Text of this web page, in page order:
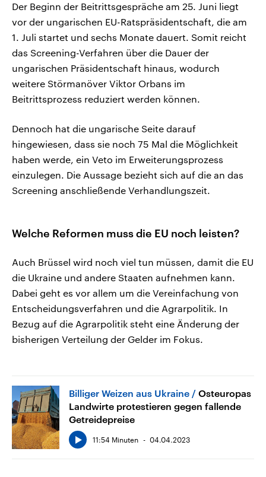
Der Beginn der Beitrittsgespräche am 25. Juni liegt
vor der ungarischen EU-Ratspräsidentschaft, die am
1. Juli startet und sechs Monate dauert. Somit reicht
das Screening-Verfahren über die Dauer der
ungarischen Präsidentschaft hinaus, wodurch
weitere Störmanöver Viktor Orbans im
Beitrittsprozess reduziert werden können.
Dennoch hat die ungarische Seite darauf
hingewiesen, dass sie noch 75 Mal die Möglichkeit
haben werde, ein Veto im Erweiterungsprozess
einzulegen. Die Aussage bezieht sich auf die an das
Screening anschließende Verhandlungszeit.
Welche Reformen muss die EU noch leisten?
Auch Brüssel wird noch viel tun müssen, damit die EU
die Ukraine und andere Staaten aufnehmen kann.
Dabei geht es vor allem um die Vereinfachung von
Entscheidungsverfahren und die Agrarpolitik. In
Bezug auf die Agrarpolitik steht eine Änderung der
bisherigen Verteilung der Gelder im Fokus.
Billiger Weizen aus Ukraine
Osteuropas
Landwirte protestieren gegen fallende
Getreidepreise
11:54 Minuten 04.04.2023